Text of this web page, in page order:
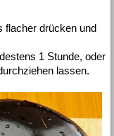
flacher drücken und
1 Stunde, oder
lassen.